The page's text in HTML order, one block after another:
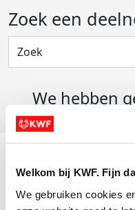
Welkom bij KWF. Fijn
We gebruiken cookies
Zoek een
We hebben
Actiematerialen
Evenementen